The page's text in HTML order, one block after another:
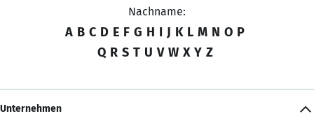
Nachname:
A B C D E F G H I J K L M N O P
Q R S T U V W X Y Z
Unternehmen